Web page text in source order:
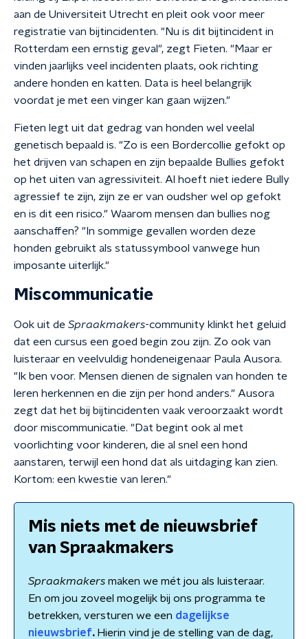
aan de Universiteit Utrecht en pleit ook voor meer
registratie van bijtincidenten. "Nu is dit bijtincident in
Rotterdam een ernstig geval", zegt Fieten. "Maar er
vinden jaarlijks veel incidenten plaats, ook richting
andere honden en katten. Data is heel belangrijk
voordat je met een vinger kan gaan wijzen."
Fieten legt uit dat gedrag van honden wel veelal
genetisch bepaald is. "Zo is een Bordercollie gefokt op
het drijven van schapen en zijn bepaalde Bullies gefokt
op het uiten van agressiviteit. Al hoeft niet iedere Bully
agressief te zijn, zijn ze er van oudsher wel op gefokt
en is dit een risico." Waarom mensen dan bullies nog
aanschaffen? "In sommige gevallen worden deze
honden gebruikt als statussymbool vanwege hun
imposante uiterlijk."
Miscommunicatie
Ook uit de Spraakmakers-community klinkt het geluid
dat een cursus een goed begin zou zijn. Zo ook van
luisteraar en veelvuldig hondeneigenaar Paula Ausora.
"Ik ben voor. Mensen dienen de signalen van honden te
leren herkennen en die zijn per hond anders." Ausora
zegt dat het bij bijtincidenten vaak veroorzaakt wordt
door miscommunicatie. "Dat begint ook al met
voorlichting voor kinderen, die al snel een hond
aanstaren, terwijl een hond dat als uitdaging kan zien.
Kortom: een kwestie van leren."
Mis niets met de nieuwsbrief
van Spraakmakers
Spraakmakers maken we mét jou als luisteraar.
En om jou zoveel mogelijk bij ons programma te
betrekken, versturen we een dagelijkse
nieuwsbrief.Hierin vind je de stelling van de dag,